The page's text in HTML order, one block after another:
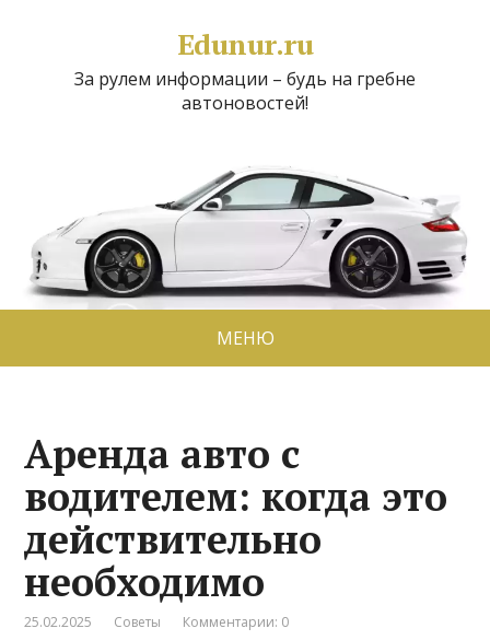
Edunur.ru
За рулем информации – будь на гребне
автоновостей!
МЕНЮ
Аренда авто с
водителем: когда это
действительно
необходимо
25.02.2025 Советы Комментарии: 0